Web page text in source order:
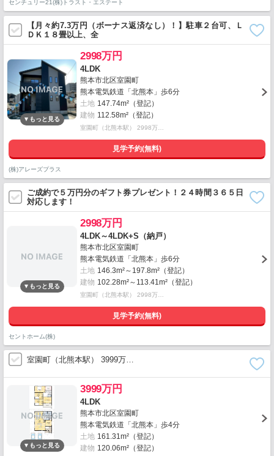
センチュリー21(株)トラスト・エステート
【月々約7.3万円（ボーナス返済なし）！】駐車２台可、Ｌ
ＤＫ１８畳以上、全
2998万円
4LDK
熊本市北区室園町
熊本電気鉄道「北熊本」歩6分
土地 147.74m²（登記）
建物 112.58m²（登記）
室園町（北熊本駅） 2998万…
見学予約(無料)
(株)アレーズプラス
ご成約で５万円分のギフト券プレゼント！２４時間３６５日
対応します！
2998万円
4LDK～4LDK+S（納戸）
熊本市北区室園町
熊本電気鉄道「北熊本」歩6分
土地 146.3m²～197.8m²（登記）
建物 102.28m²～113.41m²（登記）
室園町（北熊本駅） 2998万…
見学予約(無料)
セントホーム(株)
室園町（北熊本駅） 3999万…
3999万円
4LDK
熊本市北区室園町
熊本電気鉄道「北熊本」歩4分
土地 161.31m²（登記）
建物 120.06m²（登記）